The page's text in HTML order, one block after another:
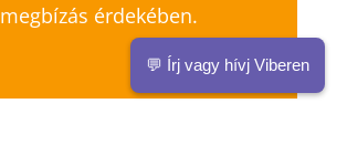
megbízás érdekében.
💬 Írj vagy hívj Viberen